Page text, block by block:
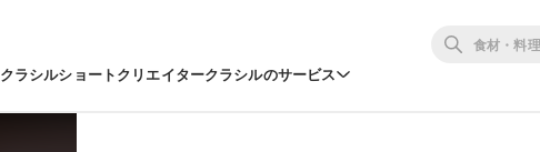
クラシルショートクリエイタークラシルのサービス